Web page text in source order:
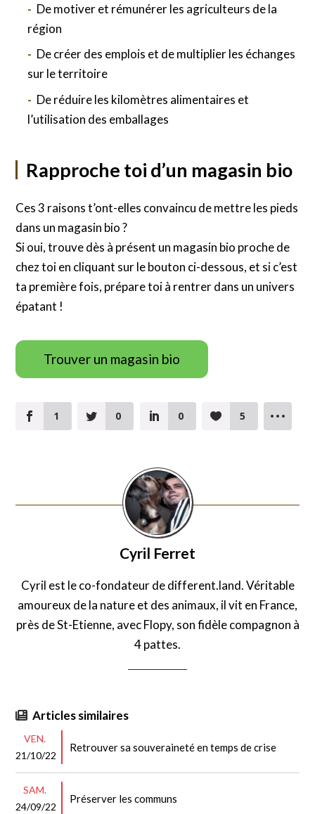
De motiver et rémunérer les agriculteurs de la
région
De créer des emplois et de multiplier les échanges
sur le territoire
De réduire les kilomètres alimentaires et
l’utilisation des emballages
Rapproche toi d’un magasin bio
Ces 3 raisons t’ont-elles convaincu de mettre les pieds
dans un magasin bio ?
Si oui, trouve dès à présent un magasin bio proche de
chez toi en cliquant sur le bouton ci-dessous, et si c’est
ta première fois, prépare toi à rentrer dans un univers
épatant !
Trouver un magasin bio
1 0 0 5
Cyril Ferret
Cyril est le co-fondateur de different.land. Véritable
amoureux de la nature et des animaux, il vit en France,
près de St-Etienne, avec Flopy, son fidèle compagnon à
4 pattes.
Articles similaires
VEN.
21/10/22
Retrouver sa souveraineté en temps de crise
SAM.
24/09/22
Préserver les communs